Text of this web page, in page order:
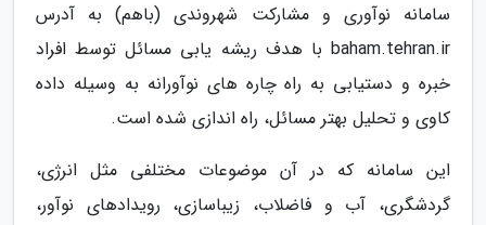
سامانه نوآوری و مشارکت شهروندی (باهم) به آدرس
baham.tehran.ir با هدف ریشه یابی مسائل توسط افراد
خبره و دستیابی به راه چاره های نوآورانه به وسیله داده
کاوی و تحلیل بهتر مسائل، راه اندازی شده است.
این سامانه که در آن موضوعات مختلفی مثل انرژی،
گردشگری، آب و فاضلاب، زیباسازی، رویدادهای نوآور،